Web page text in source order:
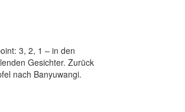
3, 2, 1 – in den
Gesichter. Zurück
nach Banyuwangi.